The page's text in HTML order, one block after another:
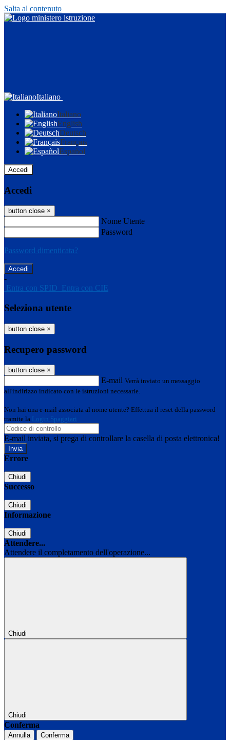
Salta al contenuto
Italiano
Italiano
English
Deutsch
Français
Español
Accedi
Accedi
button close ×
Nome Utente
Password
Password dimenticata?
-
Entra con SPID Entra con CIE
Seleziona utente
button close ×
Recupero password
button close ×
E-mail Verrà inviato un messaggio
all'indirizzo indicato con le istruzioni necessarie.
Non hai una e-mail associata al nome utente? Effettua il reset della password
tramite la Login Spaggiari
E-mail inviata, si prega di controllare la casella di posta elettronica!
Errore
Chiudi
Successo
Chiudi
Informazione
Chiudi
Attendere...
Attendere il completamento dell'operazione...
Chiudi
Chiudi
Conferma
Annulla Conferma